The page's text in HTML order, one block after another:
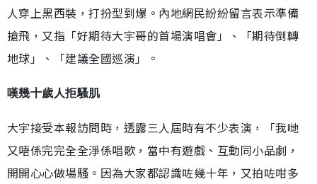
人穿上黑西裝，打扮型到爆。內地網民紛紛留言表示準備
搶飛，又指「好期待大宇哥的首場演唱會」、「期待倒轉
地球」、「建議全國巡演」。
嘆幾十歲人拒騷肌
大宇接受本報訪問時，透露三人屆時有不少表演，「我哋
又唔係完完全全淨係唱歌，當中有遊戲、互動同小品劇，
開開心心做場騷。因為大家都認識咗幾十年，又拍咗咁多